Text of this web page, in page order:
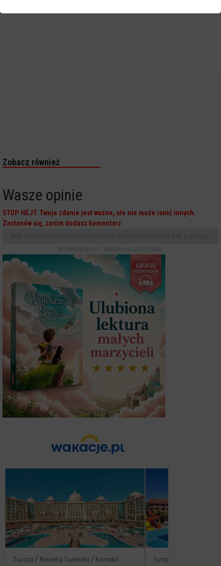
Zobacz również
Wasze opinie
STOP HEJT. Twoje zdanie jest ważne, ale nie może ranić innych.
Zastanów się, zanim dodasz komentarz
Komentarze po 7 dniach są czyszczone.
Turcja / Riwiera Turecka / Konakli Turcja / Riwiera